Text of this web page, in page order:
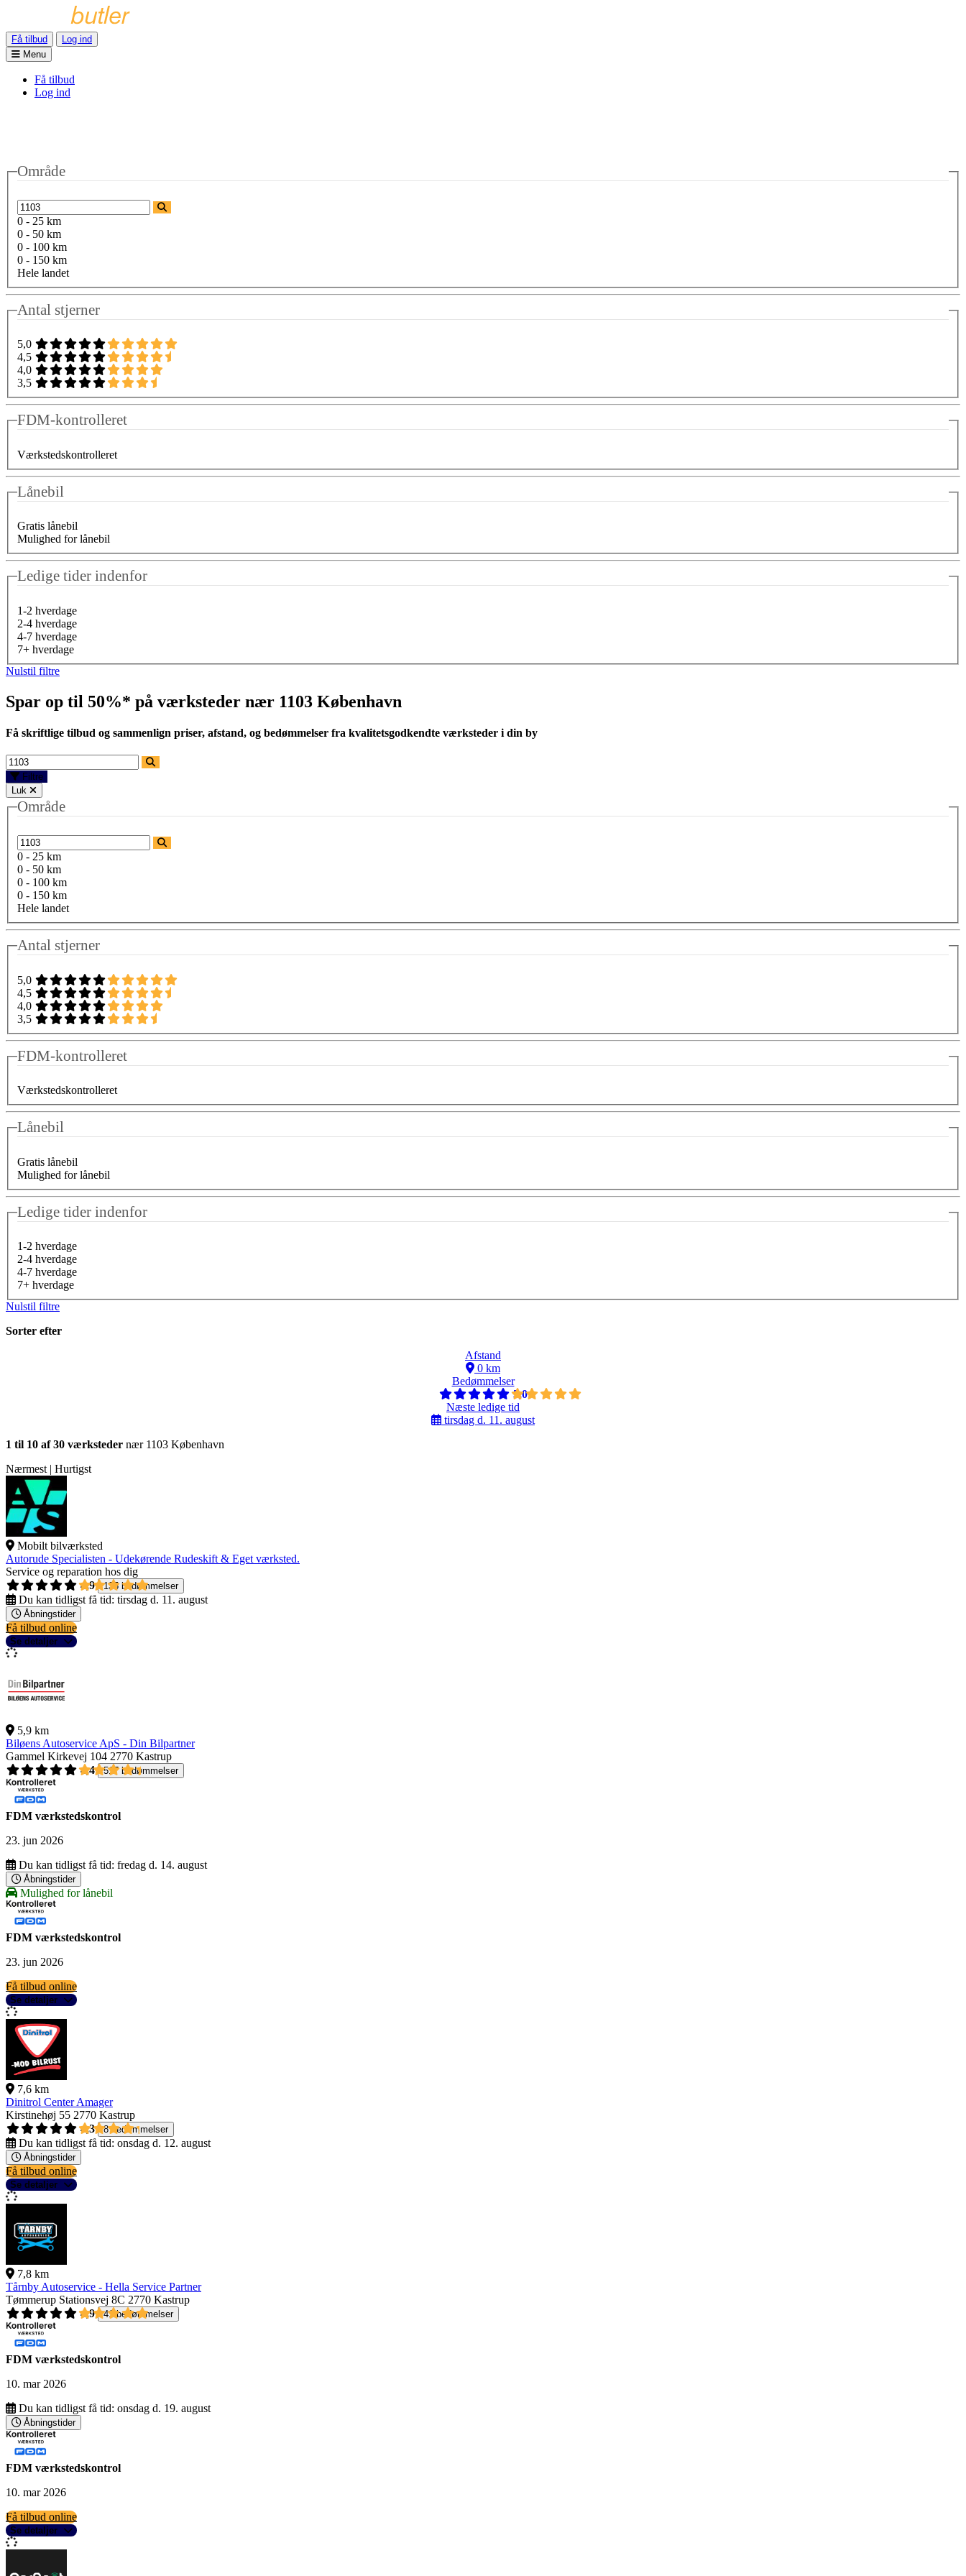
Få tilbud
Log ind
Menu
Få tilbud
Log ind
Område
0 - 25 km
0 - 50 km
0 - 100 km
0 - 150 km
Hele landet
Antal stjerner
5,0
4,5
4,0
3,5
FDM-kontrolleret
Værkstedskontrolleret
Lånebil
Gratis lånebil
Mulighed for lånebil
Ledige tider indenfor
1-2 hverdage
2-4 hverdage
4-7 hverdage
7+ hverdage
Nulstil filtre
Spar op til 50%* på værksteder nær 1103 København
Få skriftlige tilbud og sammenlign priser, afstand, og bedømmelser fra kvalitetsgodkendte værksteder i din by
Filtre
Luk
Område
0 - 25 km
0 - 50 km
0 - 100 km
0 - 150 km
Hele landet
Antal stjerner
5,0
4,5
4,0
3,5
FDM-kontrolleret
Værkstedskontrolleret
Lånebil
Gratis lånebil
Mulighed for lånebil
Ledige tider indenfor
1-2 hverdage
2-4 hverdage
4-7 hverdage
7+ hverdage
Nulstil filtre
Sorter efter
Afstand
0 km
Bedømmelser
5,0
Næste ledige tid
tirsdag d. 11. august
1 til 10 af 30 værksteder nær 1103 København
Nærmest | Hurtigst
Mobilt bilværksted
Autorude Specialisten - Udekørende Rudeskift & Eget værksted.
Service og reparation hos dig
4,9
135 bedømmelser
Du kan tidligst få tid: tirsdag d. 11. august
Åbningstider
Få tilbud online
Se detaljer
5,9 km
Biløens Autoservice ApS - Din Bilpartner
Gammel Kirkevej 104 2770 Kastrup
4,4
517 bedømmelser
FDM værkstedskontrol
23. jun 2026
Du kan tidligst få tid: fredag d. 14. august
Åbningstider
Mulighed for lånebil
FDM værkstedskontrol
23. jun 2026
Få tilbud online
Se detaljer
7,6 km
Dinitrol Center Amager
Kirstinehøj 55 2770 Kastrup
4,3
8 bedømmelser
Du kan tidligst få tid: onsdag d. 12. august
Åbningstider
Få tilbud online
Se detaljer
7,8 km
Tårnby Autoservice - Hella Service Partner
Tømmerup Stationsvej 8C 2770 Kastrup
4,9
41 bedømmelser
FDM værkstedskontrol
10. mar 2026
Du kan tidligst få tid: onsdag d. 19. august
Åbningstider
FDM værkstedskontrol
10. mar 2026
Få tilbud online
Se detaljer